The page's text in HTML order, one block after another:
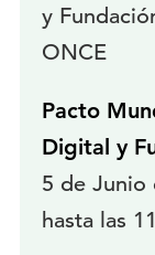
Pacto
Digital y
5 de Junio
hasta las